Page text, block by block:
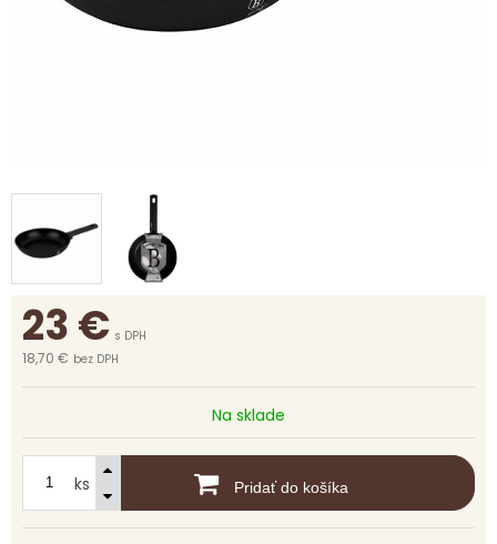
23€ s DPH
18,70 € bez DPH
Na sklade
ks Pridať do košíka